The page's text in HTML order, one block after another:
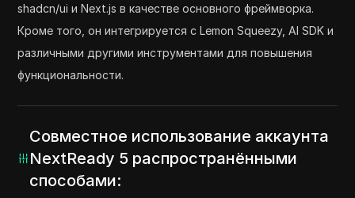
shadcn/ui и Next.js в качестве основного фреймворка.
Кроме того, он интегрируется с Lemon Squeezy, AI SDK и
различными другими инструментами для повышения
функциональности.
Совместное использование аккаунта
NextReady 5 распространёнными
способами: